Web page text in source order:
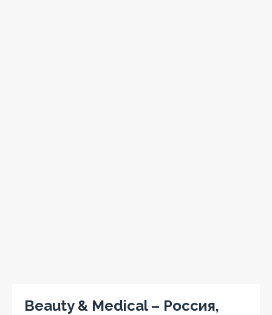
Beauty & Medical – Россия,